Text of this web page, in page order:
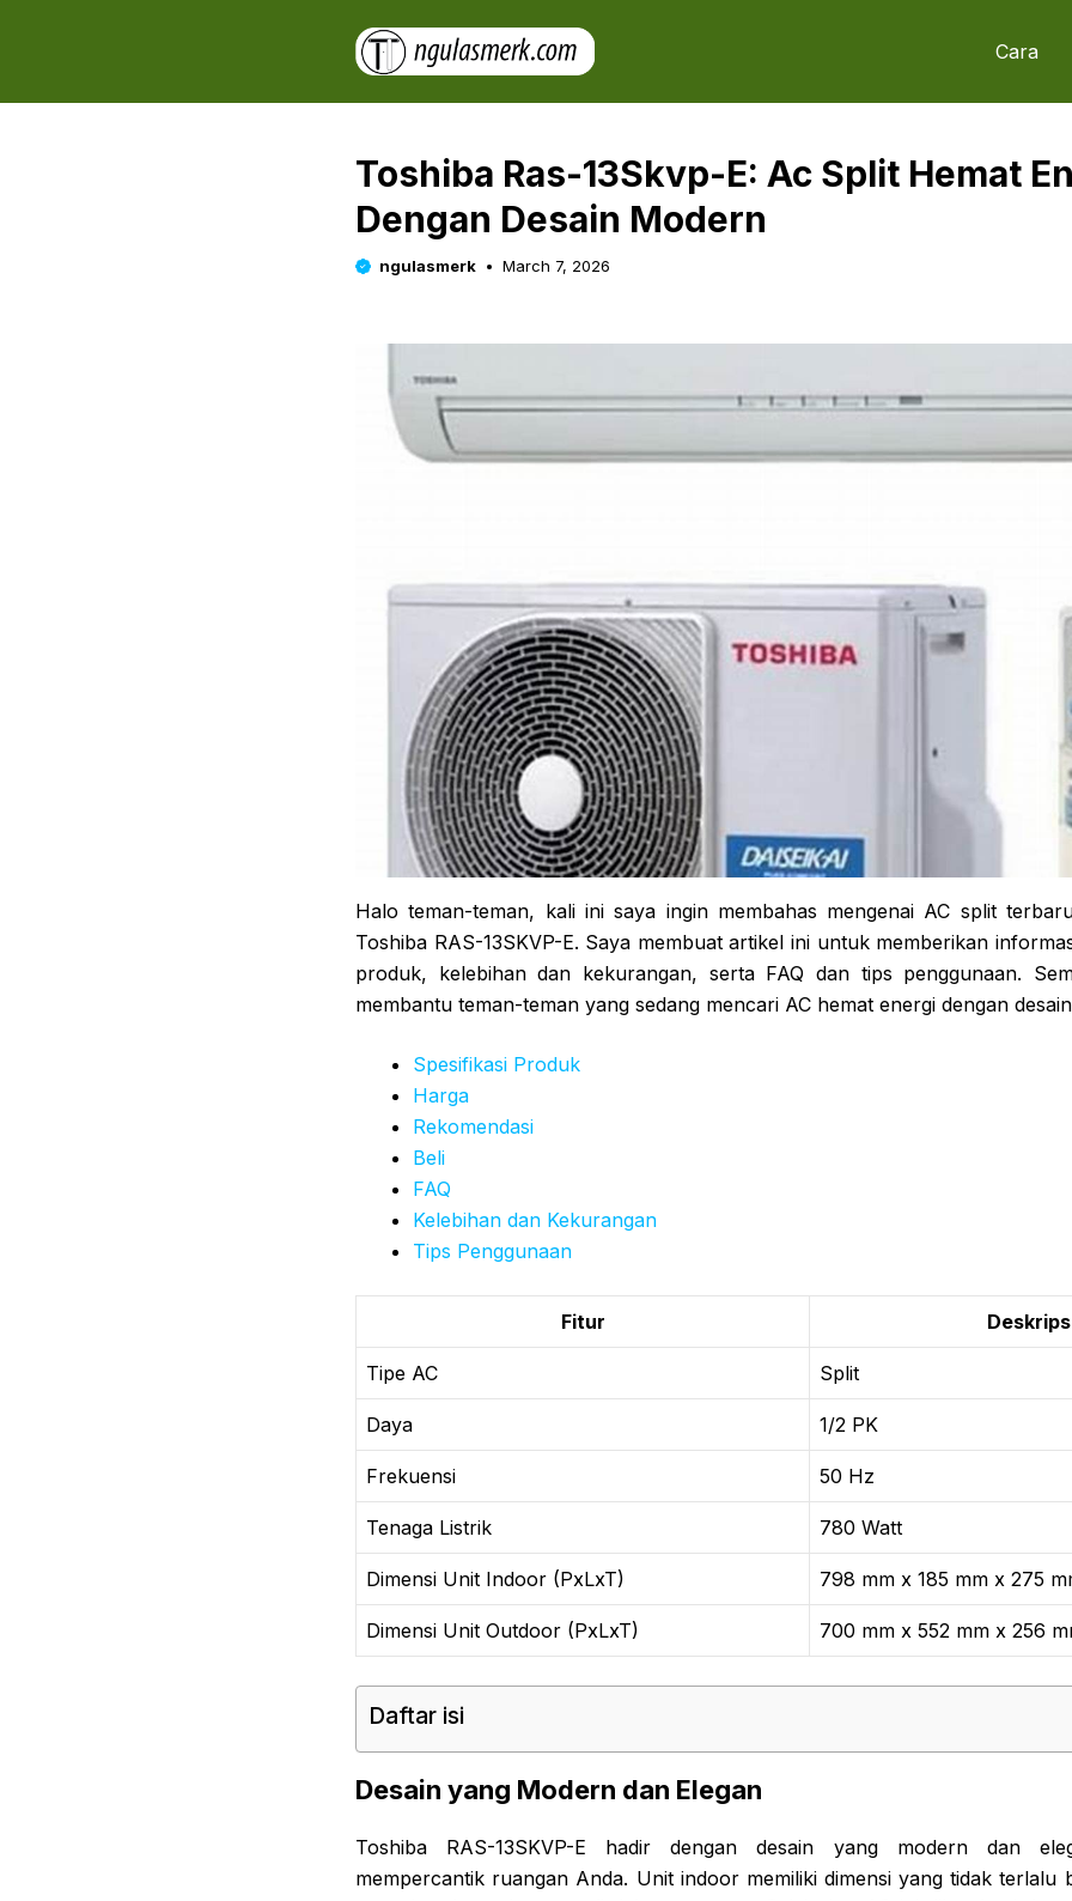
Cara
Toshiba Ras-13Skvp-E: Ac Split Hemat
Dengan Desain Modern
ngulasmerk March 7, 2026
Halo teman-teman, kali ini saya ingin membahas mengenai AC split
Toshiba RAS-13SKVP-E. Saya membuat artikel ini untuk memberikan
produk, kelebihan dan kekurangan, serta FAQ dan tips penggunaan.
membantu teman-teman yang sedang mencari AC hemat energi dengan
Spesifikasi Produk
Harga
Rekomendasi
Beli
FAQ
Kelebihan dan Kekurangan
Tips Penggunaan
Fitur
Tipe AC Split
Daya 1/2 PK
Frekuensi 50 Hz
Tenaga Listrik 780 Watt
Dimensi Unit Indoor (PxLxT) 798 mm x 185 mm x 275
Dimensi Unit Outdoor (PxLxT) 700 mm x 552 mm x 256
Daftar isi
Desain yang Modern dan Elegan
Toshiba RAS-13SKVP-E hadir dengan desain yang modern dan
mempercantik ruangan Anda. Unit indoor memiliki dimensi yang tidak terlalu